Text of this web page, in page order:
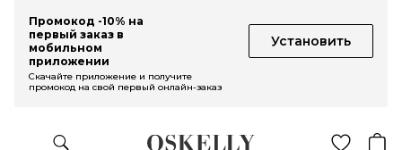
Промокод -10% на
первый заказ в
мобильном
приложении
Установить
Скачайте приложение и получите
промокод на свой первый онлайн-заказ